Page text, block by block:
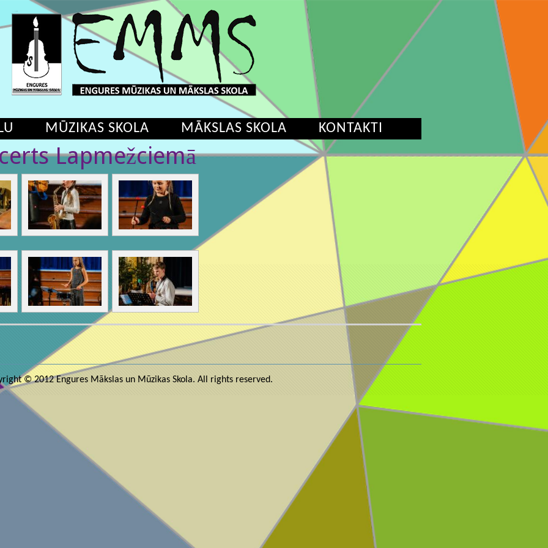
MŪZIKAS SKOLA MĀKSLAS SKOLA KONTAKTI
Lapmežciemā
© 2012 Engures Mākslas un Mūzikas Skola. All rights reserved.